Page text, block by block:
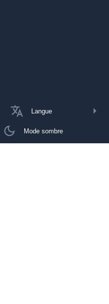
Langue
Mode sombre